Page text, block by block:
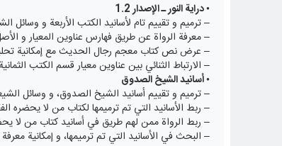
• دراية النور ـ الإصدار 1.2
– ترميم و تقييم تام لأسانيد الكتب الأربعة و وسائل
– معرفة الرواة عن طريق فهارس عناوين المعيار و
– عرض نص كتاب معجم رجال الحديث مع إمكانية
– الارتباط الثنائي بين عناوين معيار قسم الكتب
• أسانيد الشيخ الصدوق
– ترميم و تقييم أسانيد الشيخ الصدوق، و وسائل
– ربط الأسانيد التي تم ترميمها لكتاب من لا يحضره
– ربط الرواة ممن لهم طريق في أسانيد كتاب من لا
– البحث في الأسانيد التي تم ترميمها، و إمكانية